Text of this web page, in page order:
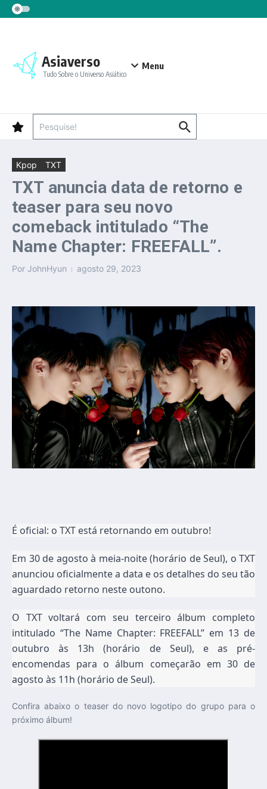
Ir para o conteúdo
Asiaverso
Tudo Sobre o Universo Asiático
Menu
Kpop TXT
TXT anuncia data de retorno e
teaser para seu novo
comeback intitulado “The
Name Chapter: FREEFALL”.
Por JohnHyun agosto 29, 2023
É oficial: o TXT está retornando em outubro!
Em 30 de agosto à meia-noite (horário de Seul), o TXT
anunciou oficialmente a data e os detalhes do seu tão
aguardado retorno neste outono.
O TXT voltará com seu terceiro álbum completo
intitulado “The Name Chapter: FREEFALL” em 13 de
outubro às 13h (horário de Seul), e as pré-
encomendas para o álbum começarão em 30 de
agosto às 11h (horário de Seul).
Confira abaixo o teaser do novo logotipo do grupo para o
próximo álbum!